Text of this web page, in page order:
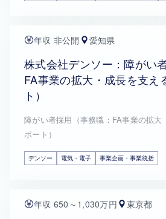
年収 非公開 愛知県
株式会社デンソー：障がい
FA事業の拡大・成長を支え
ト）
障がい者採用（事務職：FA事業の拡大
ポート）
デンソー 電気・電子 事業企画・事業統括
年収 650～1,030万円 東京都